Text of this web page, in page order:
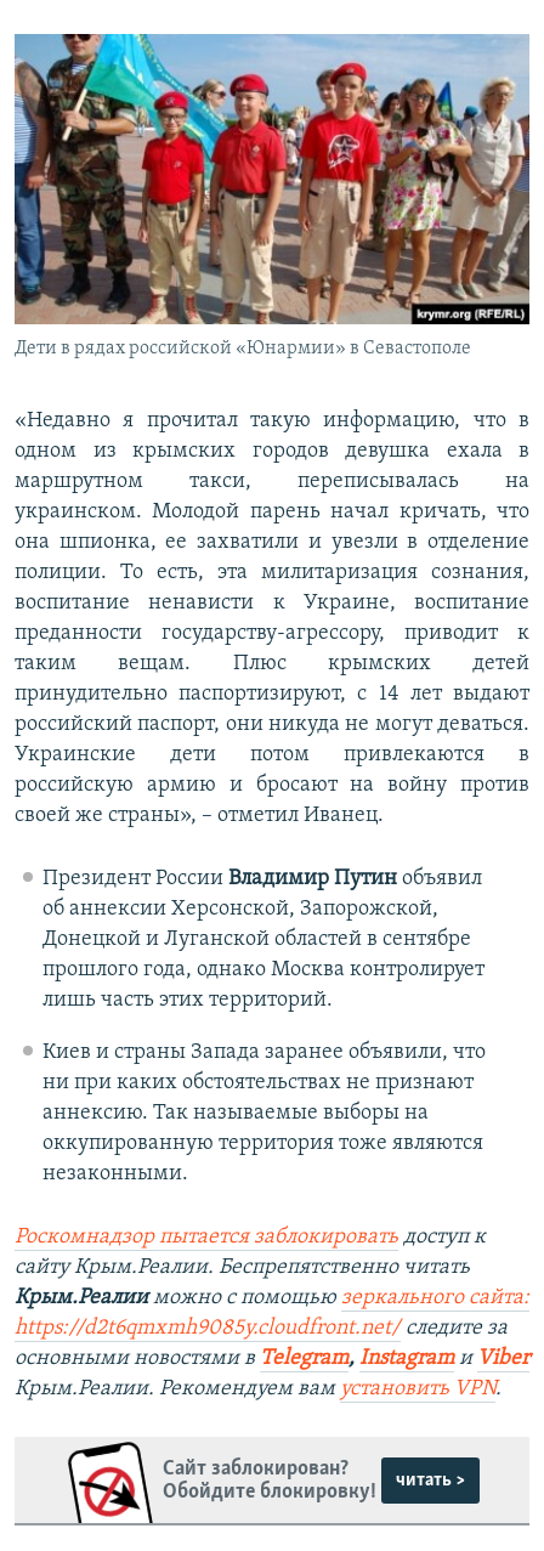
Дети в рядах российской «Юнармии» в Севастополе
«Недавно я прочитал такую информацию, что в
одном из крымских городов девушка ехала в
маршрутном такси, переписывалась на
украинском. Молодой парень начал кричать, что
она шпионка, ее захватили и увезли в отделение
полиции. То есть, эта милитаризация сознания,
воспитание ненависти к Украине, воспитание
преданности государству-агрессору, приводит к
таким вещам. Плюс крымских детей
принудительно паспортизируют, с 14 лет выдают
российский паспорт, они никуда не могут деваться.
Украинские дети потом привлекаются в
российскую армию и бросают на войну против
своей же страны», – отметил Иванец.
Президент России Владимир Путинобъявил
об аннексии Херсонской, Запорожской,
Донецкой и Луганской областей в сентябре
прошлого года, однако Москва контролирует
лишь часть этих территорий.
Киев и страны Запада заранее объявили, что
ни при каких обстоятельствах не признают
аннексию. Так называемые выборы на
оккупированную территория тоже являются
незаконными.
Роскомнадзор пытается заблокировать доступ к
сайту Крым.Реалии. Беспрепятственно читать
Крым.Реалииможно с помощью зеркального сайта:
https://d2t6qmxmh9085y.cloudfront.net/следите за
основными новостями в Telegram, Instagramи Viber
Крым.Реалии. Рекомендуем вам установить VPN.
Сайт заблокирован?
Обойдите блокировку!
читать >